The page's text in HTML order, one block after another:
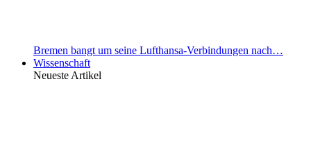
Bremen bangt um seine Lufthansa-Verbindungen nach…
Wissenschaft
Neueste Artikel